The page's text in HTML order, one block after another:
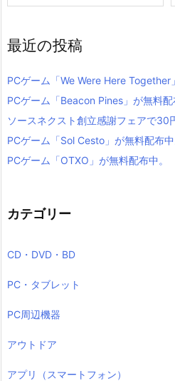
最近の投稿
PCゲーム「We Were Here Together
PCゲーム「Beacon Pines」が無料配
ソースネクスト創立感謝フェアで30
PCゲーム「Sol Cesto」が無料配布中
PCゲーム「OTXO」が無料配布中。
カテゴリー
CD・DVD・BD
PC・タブレット
PC周辺機器
アウトドア
アプリ（スマートフォン）